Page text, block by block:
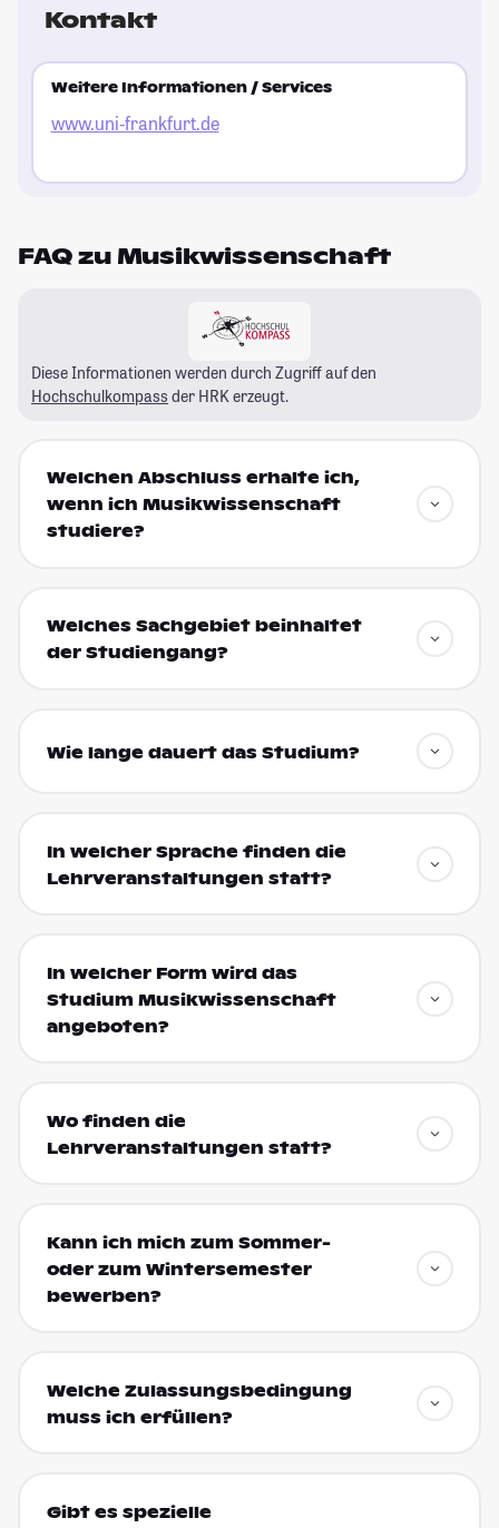
Kontakt
Weitere Informationen / Services
www.uni-frankfurt.de
FAQ zu Musikwissenschaft
Diese Informationen werden durch Zugriff auf den
Hochschulkompass der HRK erzeugt.
Welchen Abschluss erhalte ich,
wenn ich Musikwissenschaft
studiere?
Welches Sachgebiet beinhaltet
der Studiengang?
Wie lange dauert das Studium?
In welcher Sprache finden die
Lehrveranstaltungen statt?
In welcher Form wird das
Studium Musikwissenschaft
angeboten?
Wo finden die
Lehrveranstaltungen statt?
Kann ich mich zum Sommer-
oder zum Wintersemester
bewerben?
Welche Zulassungsbedingung
muss ich erfüllen?
Gibt es spezielle